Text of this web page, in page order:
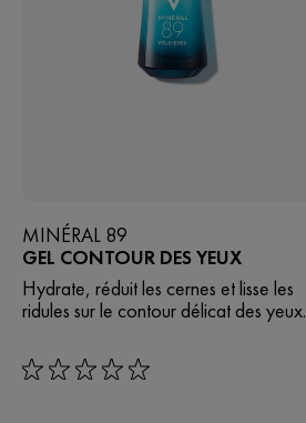
MINÉRAL 89
GEL CONTOUR DES YEUX
Hydrate, réduit les cernes et lisse les
ridules sur le contour délicat des yeux.​
rating: 0 out of 5